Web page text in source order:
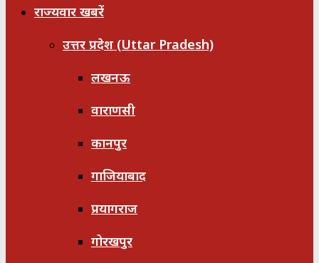
राज्यवार खबरें
उत्तर प्रदेश (Uttar Pradesh)
लखनऊ
वाराणसी
कानपुर
गाजियाबाद
प्रयागराज
गोरखपुर